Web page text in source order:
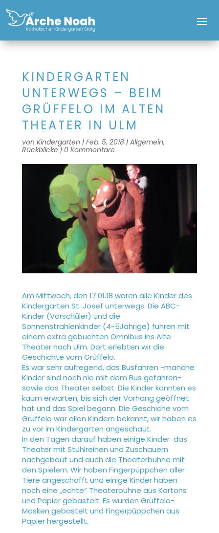
KINDERGARTEN
UNTERWEGS – BEIM
GRÜFFELO IM ALTEN
THEATER IN ULM
von Kindergarten | Feb. 5, 2018| Allgemein,
Rückblicke | 0 Kommentare
Am Mittwoch, den 17.01.18 waren alle Kinder des
Kindergarten St. Josef unterwegs. Die ABC-
Kinder (Vorschüler) und die
Sonnenstrahlenkinder (4-5Jährige) fuhren mit
einem extra gebuchten Omnibus ins Alte
Theater nach Ulm. Dort erlebten wir die
Geschichte vom Grüffelo.
Es war sehr aufregend, das Busfahren -manche
Kinder sind noch nie mit dem Bus gefahren-
sowie das Theater selbst. Die Kinder konnten es
kaum erwarten, bis sich der Vorhang geöffnet
hat und das Spiel begann. Die Geschiche vom
Grüffelo war allen Kindern bekannt, wir haben es
zu vor im Kindergarten angeschaut.
In den Tagen darauf haben einige Kinder das
Theater mit Stuhlreihen und Zuschauern
nachgebaut und auch die Theaterbühne mit
den Spielern. Wir haben Fingerpüppchen aller
Tiere angeschafft und einige Kinder haben
noch eine „echte“ Theaterbühne aus Kartons
und Papier gebastelt. Es wurden Grüffelo-
Masken gebastelt und Fingerpüppchen aus
Papier hergestellt.